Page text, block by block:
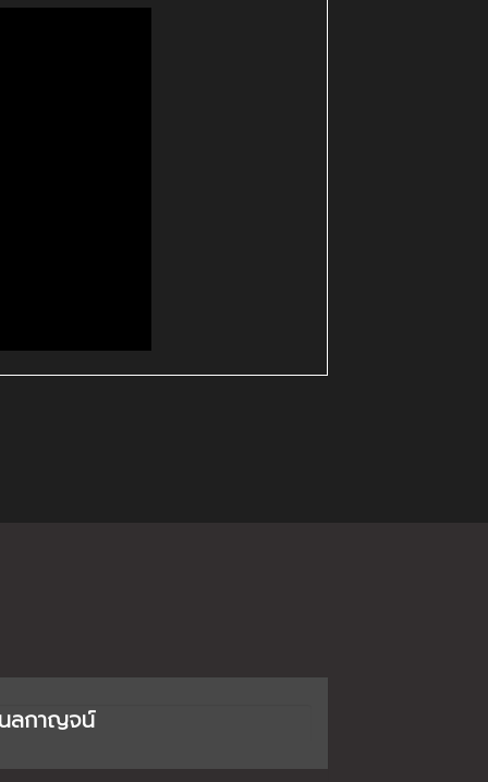
ลกาญจน์